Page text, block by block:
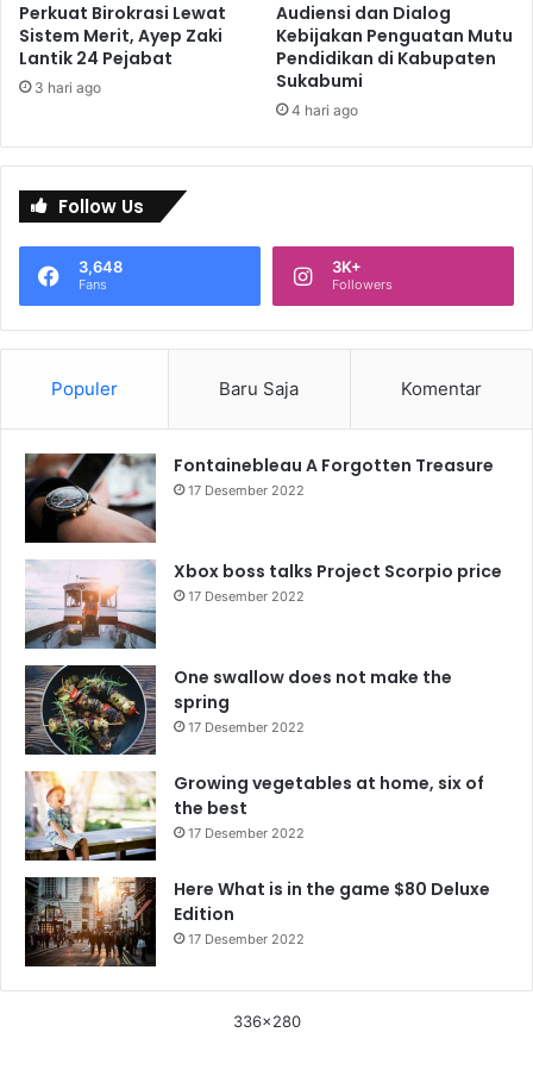
Perkuat Birokrasi Lewat
Sistem Merit, Ayep Zaki
Lantik 24 Pejabat
3 hari ago
Audiensi dan Dialog
Kebijakan Penguatan Mutu
Pendidikan di Kabupaten
Sukabumi
4 hari ago
Follow Us
3,648
Fans
3K+
Followers
Populer Baru Saja Komentar
Fontainebleau A Forgotten Treasure
17 Desember 2022
Xbox boss talks Project Scorpio price
17 Desember 2022
One swallow does not make the
spring
17 Desember 2022
Growing vegetables at home, six of
the best
17 Desember 2022
Here What is in the game $80 Deluxe
Edition
17 Desember 2022
336x280